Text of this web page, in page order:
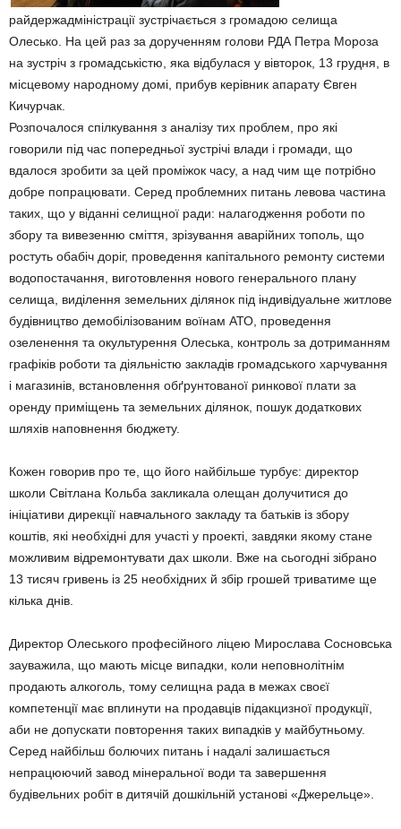
райдержадміністрації зустрічається з громадою селища
Олесько. На цей раз за дорученням голови РДА Петра Мороза
на зустріч з громадськістю, яка відбулася у вівторок, 13 грудня, в
місцевому народному домі, прибув керівник апарату Євген
Кичурчак.
Розпочалося спілкування з аналізу тих проблем, про які
говорили під час попередньої зустрічі влади і громади, що
вдалося зробити за цей проміжок часу, а над чим ще потрібно
добре попрацювати. Серед проблемних питань левова частина
таких, що у віданні селищної ради: налагодження роботи по
збору та вивезенню сміття, зрізування аварійних тополь, що
ростуть обабіч доріг, проведення капітального ремонту системи
водопостачання, виготовлення нового генерального плану
селища, виділення земельних ділянок під індивідуальне житлове
будівництво демобілізованим воїнам АТО, проведення
озеленення та окультурення Олеська, контроль за дотриманням
графіків роботи та діяльністю закладів громадського харчування
і магазинів, встановлення обґрунтованої ринкової плати за
оренду приміщень та земельних ділянок, пошук додаткових
шляхів наповнення бюджету.
Кожен говорив про те, що його найбільше турбує: директор
школи Світлана Кольба закликала олещан долучитися до
ініціативи дирекції навчального закладу та батьків із збору
коштів, які необхідні для участі у проекті, завдяки якому стане
можливим відремонтувати дах школи. Вже на сьогодні зібрано
13 тисяч гривень із 25 необхідних й збір грошей триватиме ще
кілька днів.
Директор Олеського професійного ліцею Мирослава Сосновська
зауважила, що мають місце випадки, коли неповнолітнім
продають алкоголь, тому селищна рада в межах своєї
компетенції має вплинути на продавців підакцизної продукції,
аби не допускати повторення таких випадків у майбутньому.
Серед найбільш болючих питань і надалі залишається
непрацюючий завод мінеральної води та завершення
будівельних робіт в дитячій дошкільній установі «Джерельце».